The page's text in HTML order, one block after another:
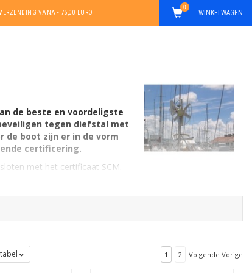
VANAF 75,00 EURO WINKELWAGEN
0
de beste en voordeligste
tegen diefstal met
de boot zijn er in de vorm
certificering.
met het certificaat SCM.
1 2 Volgende Vorige